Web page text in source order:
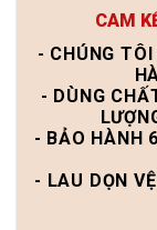
CAM
- CHÚNG
- DÙNG
- BẢO HÀNH
- LAU DỌN